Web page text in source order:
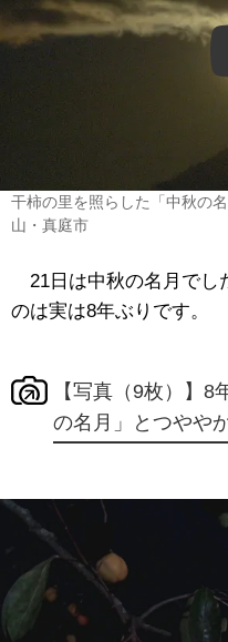
干柿の里を照らした「中秋
山・真庭市
21日は中秋の名月でし
のは実は8年ぶりです。
【写真（9枚）】
の名月」とつやや